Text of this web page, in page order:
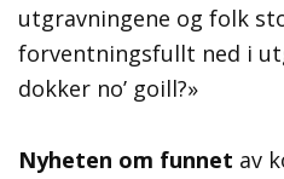
utgravningene og folk
forventningsfullt ned i
dokker no’ goill?»
Nyheten om funnet av